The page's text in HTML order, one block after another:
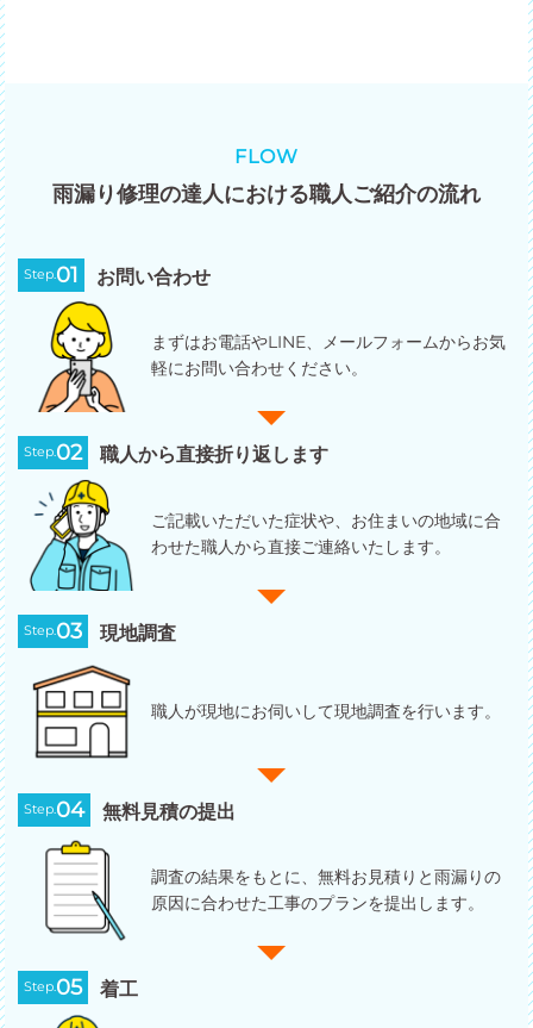
雨漏り修理の達人における職人ご紹介の流れ
FLOW
Step. 01 お問い合わせ
まずはお電話やLINE、メールフォームからお気
軽にお問い合わせください。
Step.02 職人から直接折り返します
ご記載いただいた症状や、お住まいの地域に合
わせた職人から直接ご連絡いたします。
Step.03 現地調査
職人が現地にお伺いして現地調査を行います。
Step. 04 無料見積の提出
調査の結果をもとに、無料お見積りと雨漏りの
原因に合わせた工事のプランを提出します。
Step.05 着工